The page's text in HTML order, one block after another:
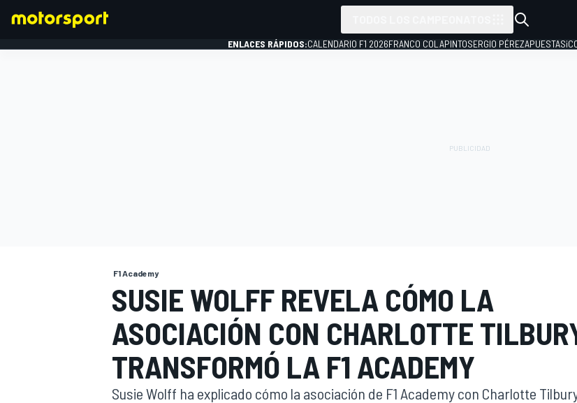
INDYCAR
ENLACES RÁPIDOS:CALENDARIO F1 2026FRANCO COLAPINTOSERGIO PÉREZAPUESTAS
F1 Academy
SUSIE WOLFF REVELA CÓMO LA
ASOCIACIÓN CON CHARLOTTE
TRANSFORMÓ LA F1 ACADEMY
Susie Wolff ha explicado cómo la asociación de F1 Academy con Charlotte